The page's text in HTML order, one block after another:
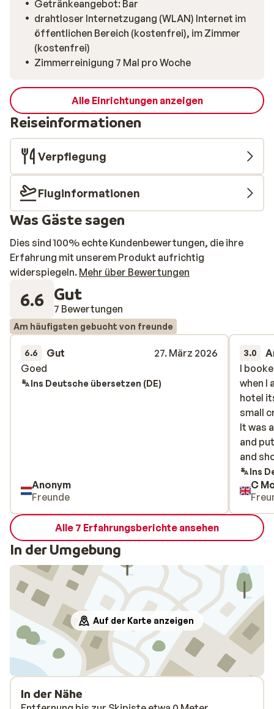
Getränkeangebot: Bar
drahtloser Internetzugang (WLAN) Internet im
öffentlichen Bereich (kostenfrei), im Zimmer
(kostenfrei)
Zimmerreinigung 7 Mal pro Woche
Alle Einrichtungen anzeigen
Reiseinformationen
Verpflegung
Fluginformationen
Was Gäste sagen
Dies sind 100% echte Kundenbewertungen, die ihre
Erfahrung mit unserem Produkt aufrichtig
widerspiegeln. Mehr über Bewertungen
6.6 Gut
7 Bewertungen
Am häufigsten gebucht von freunde
6.6 Gut
27. März 2026
Goed
Goed
Ins Deutsche übersetzen (DE)
Anonym
Freunde
3.0
I
when I
hotel
small
It was
and
and
settee
tried
but
Funny
hotel.
back
off
45
Staff
but
I
when I
hotel
small
It was
and
and
Ins
C
Alle 7 Erfahrungsberichte ansehen
In der Umgebung
Auf der Karte anzeigen
In der Nähe